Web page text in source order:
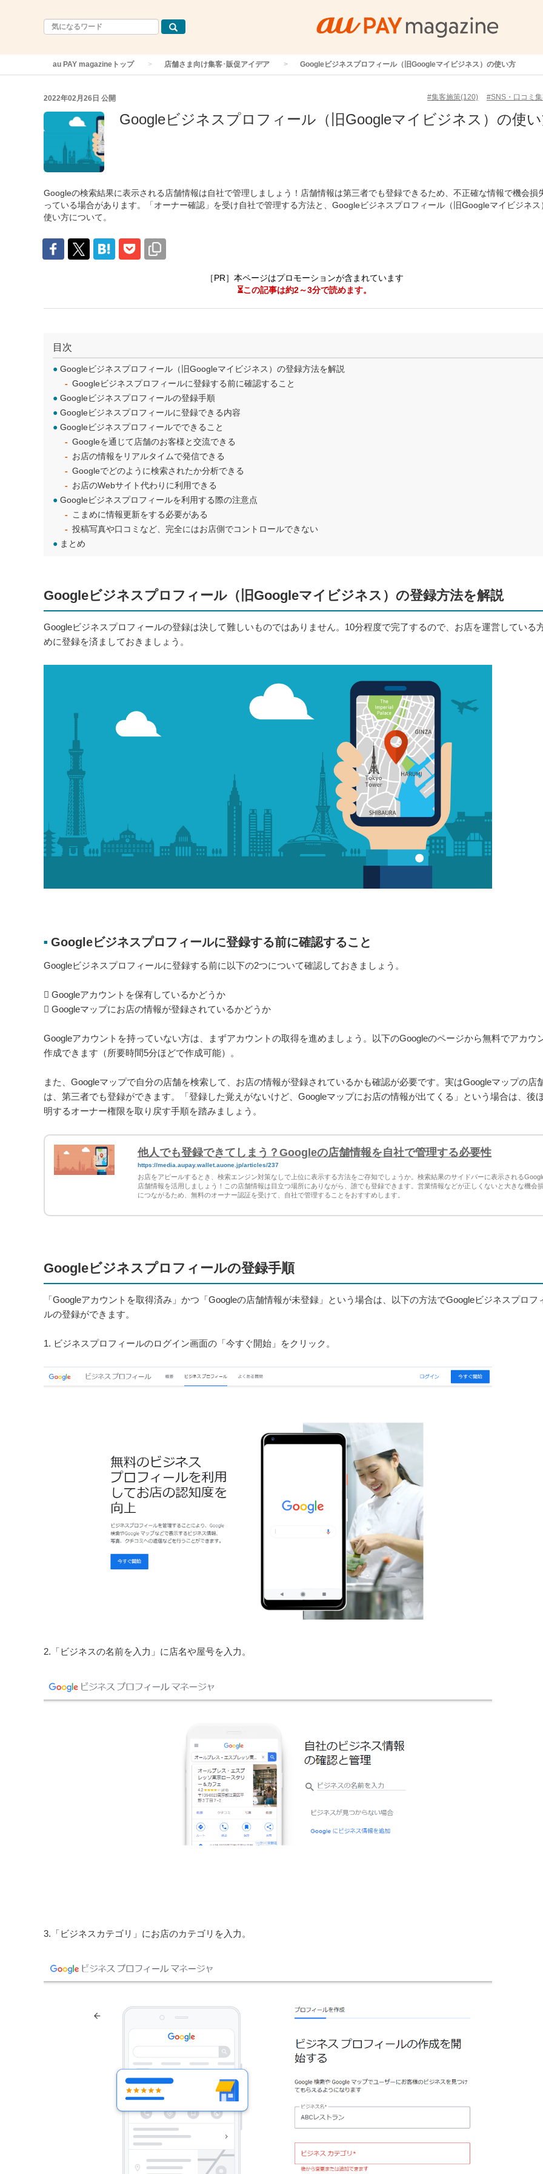
au PAY magazineトップ 店舗さま向け集客･販促アイデア Googleビジネスプロフィール（旧Googleマイビジネス）の使い方
2022年02月26日 公開 #集客施策(120) #SNS・口コミ
Googleビジネスプロフィール（旧Googleマイビジネス）の使
Googleの検索結果に表示される店舗情報は自社で管理しましょう！店舗情報は第三者でも登録できるため、不正確な情報で機会損
っている場合があります。「オーナー確認」を受け自社で管理する方法と、Googleビジネスプロフィール（旧Googleマイビジネス
使い方について。
［PR］本ページはプロモーションが含まれています
⏳この記事は約2～3分で読めます。
目次
● Googleビジネスプロフィール（旧Googleマイビジネス）の登録方法を解説
Googleビジネスプロフィールに登録する前に確認すること
● Googleビジネスプロフィールの登録手順
● Googleビジネスプロフィールに登録できる内容
● Googleビジネスプロフィールでできること
Googleを通じて店舗のお客様と交流できる
お店の情報をリアルタイムで発信できる
Googleでどのように検索されたか分析できる
お店のWebサイト代わりに利用できる
● Googleビジネスプロフィールを利用する際の注意点
こまめに情報更新をする必要がある
投稿写真や口コミなど、完全にはお店側でコントロールできない
● まとめ
Googleビジネスプロフィール（旧Googleマイビジネス）の登録方法を解説
Googleビジネスプロフィールの登録は決して難しいものではありません。10分程度で完了するので、お店を運営している
めに登録を済ましておきましょう。
■ Googleビジネスプロフィールに登録する前に確認すること
Googleビジネスプロフィールに登録する前に以下の2つについて確認しておきましょう。
 Googleアカウントを保有しているかどうか
 Googleマップにお店の情報が登録されているかどうか
Googleアカウントを持っていない方は、まずアカウントの取得を進めましょう。以下のGoogleのページから無料でアカウ
作成できます（所要時間5分ほどで作成可能）。
また、Googleマップで自分の店舗を検索して、お店の情報が登録されているかも確認が必要です。実はGoogleマップの店
は、第三者でも登録ができます。「登録した覚えがないけど、Googleマップにお店の情報が出てくる」という場合は、後
明するオーナー権限を取り戻す手順を踏みましょう。
他人でも登録できてしまう？Googleの店舗情報を自社で管理する必要性
https://media.aupay.wallet.auone.jp/articles/237
お店をアピールするとき、検索エンジン対策なしで上位に表示する方法をご存知でしょうか。検索結果のサイドバーに表示される
店舗情報を活用しましょう！この店舗情報は目立つ場所にありながら、誰でも登録できます。営業情報などが正しくないと大きな機会
につながるため、無料のオーナー認証を受けて、自社で管理することをおすすめします。
Googleビジネスプロフィールの登録手順
「Googleアカウントを取得済み」かつ「Googleの店舗情報が未登録」という場合は、以下の方法でGoogleビジネスプロフ
ルの登録ができます。
1. ビジネスプロフィールのログイン画面の「今すぐ開始」をクリック。
2.「ビジネスの名前を入力」に店名や屋号を入力。
3.「ビジネスカテゴリ」にお店のカテゴリを入力。